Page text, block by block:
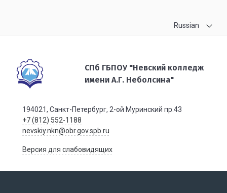
Russian
СПб ГБПОУ "Невский колледж
имени А.Г. Неболсина"
194021, Санкт-Петербург, 2-ой Муринский пр.43
+7 (812) 552-1188
nevskiy.nkn@obr.gov.spb.ru
Версия для слабовидящих